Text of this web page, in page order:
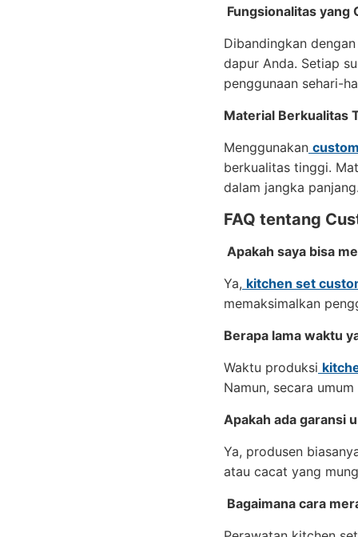
Fungsionalitas yang
Dibandingkan
dapur Anda. Setiap
penggunaan sehari-
Material Berkualitas
Menggunakan
berkualitas tinggi.
dalam jangka
FAQ tentang
Apakah saya bisa
Ya, kitchen set
memaksimalkan
Berapa lama waktu
Waktu produksi
Namun, secara
Apakah ada garansi
Ya, produsen
atau cacat yang
Bagaimana cara